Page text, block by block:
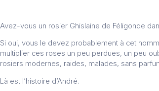
Avez-vous un rosier Ghislaine de Féligonde
Si oui, vous le devez probablement à cet
multiplier ces roses un peu perdues, un peu
rosiers modernes, raides, malades, sans
Là est l’histoire d’André.